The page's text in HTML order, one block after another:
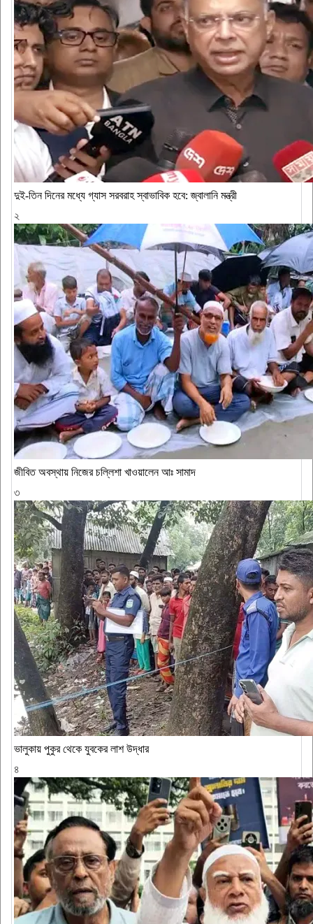
দুই-তিন দিনের মধ্যে গ্যাস সরবরাহ স্বাভাবিক হবে: জ্বালানি মন্ত্রী
২
জীবিত অবস্থায় নিজের চল্লিশা খাওয়ালেন আঃ সামাদ
৩
ভালুকায় পুকুর থেকে যুবকের লাশ উদ্ধার
৪